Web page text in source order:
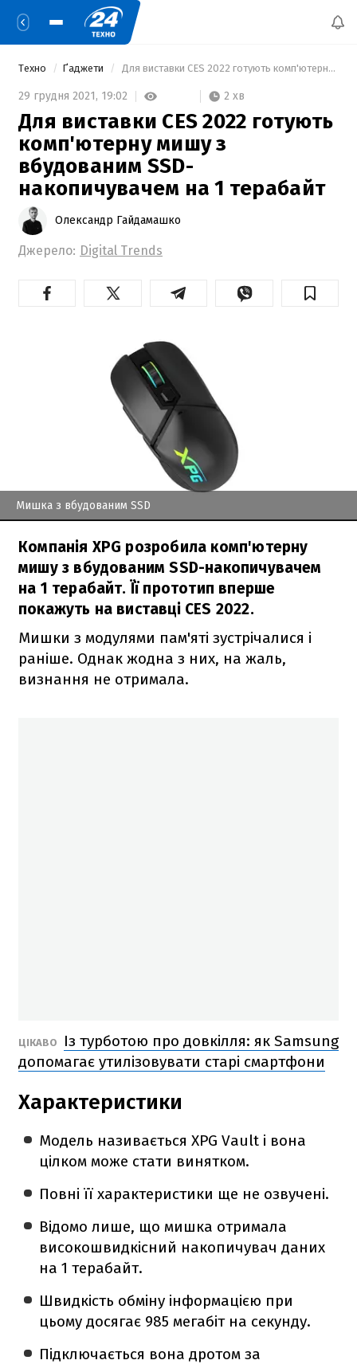
Техно Ґаджети Для виставки CES 2022 готують комп'ютерну мишу з вбудованим SSD-накопичувачем на 1 терабайт
29 грудня 2021, 19:02 2 хв
Для виставки CES 2022 готують
комп'ютерну мишу з
вбудованим SSD-
накопичувачем на 1 терабайт
Олександр Гайдамашко
Джерело: Digital Trends
Мишка з вбудованим SSD
Компанія XPG розробила комп'ютерну
мишу з вбудованим SSD-накопичувачем
на 1 терабайт. Її прототип вперше
покажуть на виставці CES 2022.
Мишки з модулями пам'яті зустрічалися і
раніше. Однак жодна з них, на жаль,
визнання не отримала.
ЦІКАВО
Із турботою про довкілля: як Samsung
допомагає утилізовувати старі смартфони
Характеристики
Модель називається XPG Vault і вона
цілком може стати винятком.
Повні її характеристики ще не озвучені.
Відомо лише, що мишка отримала
високошвидкісний накопичувач даних
на 1 терабайт.
Швидкість обміну інформацією при
цьому досягає 985 мегабіт на секунду.
Підключається вона дротом за